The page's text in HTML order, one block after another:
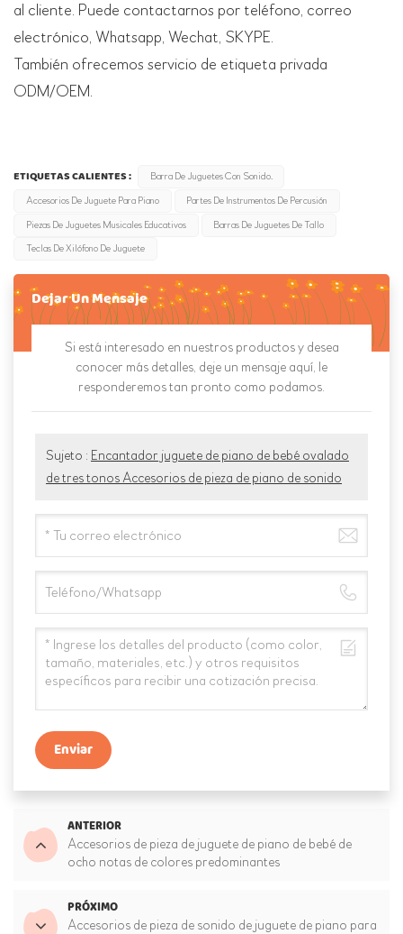
al cliente. Puede contactarnos por teléfono, correo
electrónico, Whatsapp, Wechat, SKYPE.
También ofrecemos servicio de etiqueta privada
ODM/OEM.
ETIQUETAS CALIENTES : Barra De Juguetes Con Sonido.
Accesorios De Juguete Para Piano Partes De Instrumentos De Percusión
Piezas De Juguetes Musicales Educativos
Barras De Juguetes De Tallo
Teclas De Xilófono De Juguete
Dejar Un Mensaje
Si está interesado en nuestros productos y desea
conocer más detalles, deje un mensaje aquí, le
responderemos tan pronto como podamos.
Sujeto : Encantador juguete de piano de bebé ovalado
de tres tonos Accesorios de pieza de piano de sonido
Enviar
ANTERIOR
Accesorios de pieza de juguete de piano de bebé de
ocho notas de colores predominantes
PRÓXIMO
Accesorios de pieza de sonido de juguete de piano para